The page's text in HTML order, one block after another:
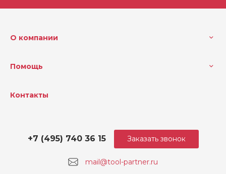
О компании
Помощь
Контакты
mail@tool-partner.ru
+7 (495) 740 36 15 Заказать звонок